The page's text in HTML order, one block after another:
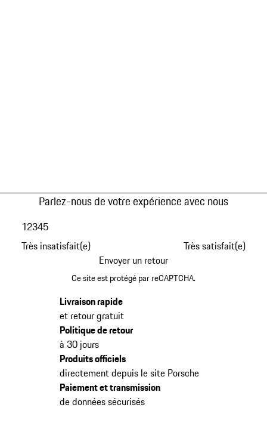
Parlez-nous de votre expérience avec nous
Très insatisfait(e)
12345
Très satisfait(e)
Envoyer un retour
Ce site est protégé par reCAPTCHA.
Livraison rapide
et retour gratuit
Politique de retour
à 30 jours
Produits officiels
directement depuis le site Porsche
Paiement et transmission
de données sécurisés